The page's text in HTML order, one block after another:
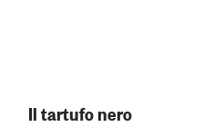
Il tartufo nero